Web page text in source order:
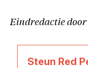
Eindredactie door
Steun Red